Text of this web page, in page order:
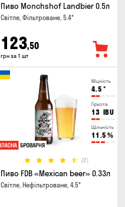
Пиво Monchshof Landbier 0.5л
Світле, Фільтроване, 5.4°
123,50
грн за 1 шт
Міцність
4.5 °
Гіркота
13 IBU
Щільність
11.5 %
(2)
Пиво FDB «Mexican beer» 0.33л
Світле, Нефільтроване, 4.5°